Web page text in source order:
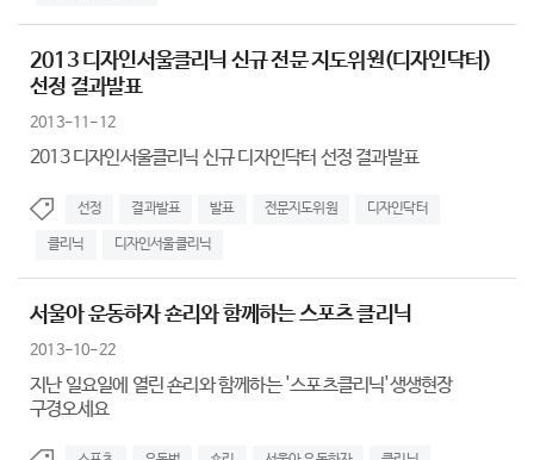
2013 디자인서울클리닉 신규 전문 지도위원(디자인닥터)
선정 결과발표
2013-11-12
2013 디자인서울클리닉 신규 디자인닥터 선정 결과발표
선정 결과발표 발표 전문지도위원 디자인닥터
클리닉 디자인서울클리닉
서울아 운동하자 숀리와 함께하는 스포츠 클리닉
2013-10-22
지난 일요일에 열린 숀리와 함께하는 '스포츠클리닉'생생현장
구경오세요